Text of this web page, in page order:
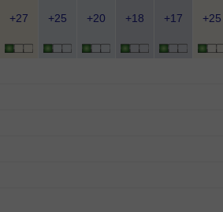
+27 +25 +20 +18 +17 +25